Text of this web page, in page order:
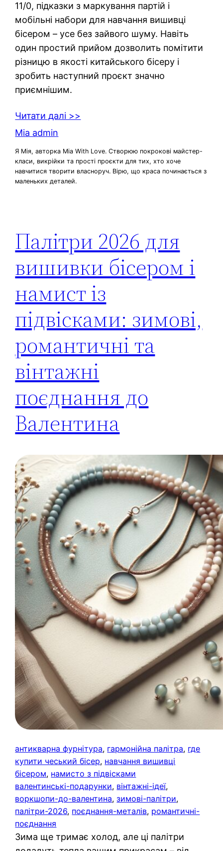
11/0, підказки з маркування партій і
мобільні набори для навчання вишивці
бісером – усе без зайвого шуму. Навіть
один простий прийом дозволить помітити
різницю в якості китайського бісеру і
зробить наступний проєкт значно
приємнішим.
Читати далі >>
Mia admin
Я Мія, авторка Mia With Love. Створюю покрокові майстер-
класи, викрійки та прості проєкти для тих, хто хоче
навчитися творити власноруч. Вірю, що краса починається з
маленьких деталей.
Палітри 2026 для
вишивки бісером і
намист із
підвісками: зимові,
романтичні та
вінтажні
поєднання до
Валентина
антикварна фурнітура, гармонійна палітра, где
купити чеський бісер, навчання вишивці
бісером, намисто з підвісками
валентинські-подарунки, вінтажні-ідеї
воркшопи-до-валентина, зимові-палітри
палітри-2026, поєднання-металів, романтичні-
поєднання
Зима ще тримає холод, але ці палітри